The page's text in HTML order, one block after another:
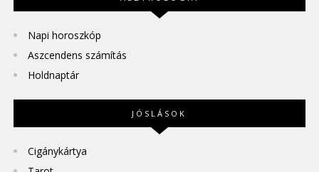
Napi horoszkóp
Aszcendens számítás
Holdnaptár
JÓSLÁSOK
Cigánykártya